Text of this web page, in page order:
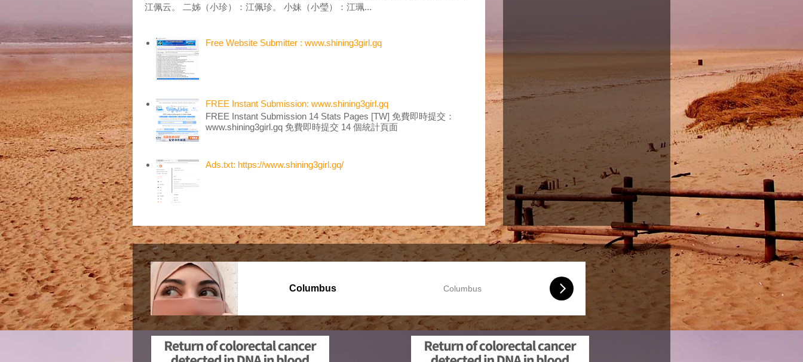
江佩云。 二姊（小珍）：江佩珍。 小妹（小瑩）：江珮...
Free Website Submitter : www.shining3girl.gq
FREE Instant Submission: www.shining3girl.gq
FREE Instant Submission 14 Stats Pages [TW] 免費即時提交：
www.shining3girl.gq 免費即時提交 14 個統計頁面
Ads.txt: https://www.shining3girl.gq/